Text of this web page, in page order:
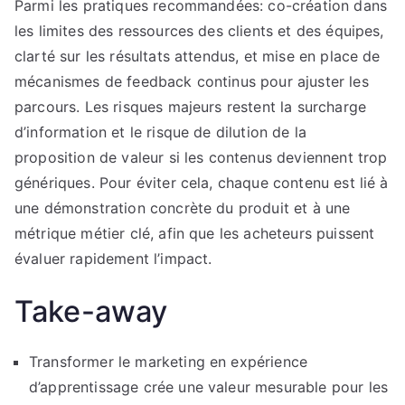
Parmi les pratiques recommandées: co-création dans
les limites des ressources des clients et des équipes,
clarté sur les résultats attendus, et mise en place de
mécanismes de feedback continus pour ajuster les
parcours. Les risques majeurs restent la surcharge
d’information et le risque de dilution de la
proposition de valeur si les contenus deviennent trop
génériques. Pour éviter cela, chaque contenu est lié à
une démonstration concrète du produit et à une
métrique métier clé, afin que les acheteurs puissent
évaluer rapidement l’impact.
Take-away
Transformer le marketing en expérience
d’apprentissage crée une valeur mesurable pour les